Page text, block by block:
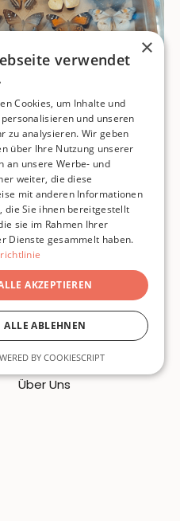
Über Uns
Über Uns
×
verwendet
Cookies, um Inhalte und
und unseren
zu analysieren. Wir geben
über Ihre Nutzung unserer
an unsere Werbe- und
weiter, die diese
mit anderen Informationen
die Sie ihnen bereitgestellt
sie im Rahmen Ihrer
Dienste gesammelt haben.
AKZEPTIEREN
ALLE ABLEHNEN
BY COOKIESCRIPT